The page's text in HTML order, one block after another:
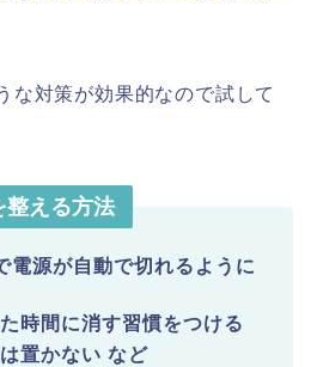
な対策が効果的なので試して
整える方法
電源が自動で切れるように
時間に消す習慣をつける
置かない など